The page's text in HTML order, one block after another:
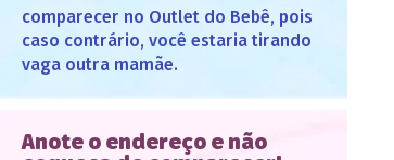
comparecer no Outlet do Bebê, pois
caso contrário, você estaria tirando
vaga outra mamãe.
Anote o endereço e não